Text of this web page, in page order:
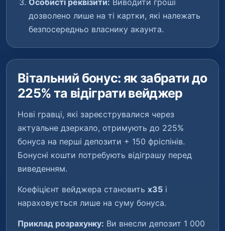
Особисті реквізити: Виводити гроші
дозволено лише на ті картки, які належать
безпосередньо власнику акаунта.
Вітальний бонус: як забрати до
225% та відіграти вейджер
Нові гравці, які зареєструвалися через
актуальне дзеркало, отримують до 225%
бонуса на перші депозити + 150 фріспінів.
Бонусні кошти потребують відіграшу перед
виведенням.
Коефіцієнт вейджера становить x35 і
нараховується лише на суму бонуса.
Приклад розрахунку: Ви внесли депозит 1 000